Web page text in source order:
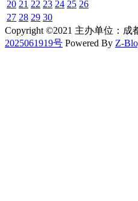
20 21 22 23 24 25 26
27 28 29 30
Copyright ©2021 主办单位：成
2025061919号 Powered By Z-